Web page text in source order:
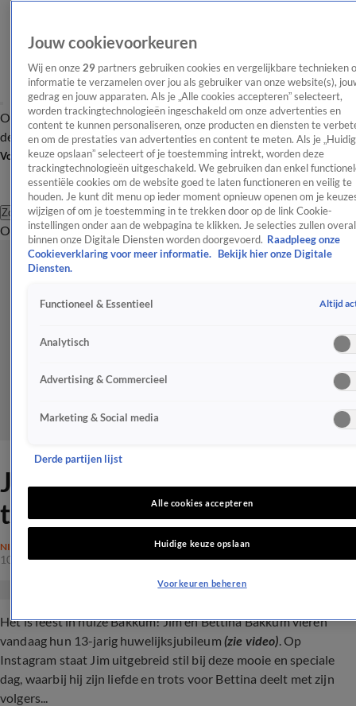
OverzichtAfleveringen Entertainment TV Algemeen
Tip
de redactieNieuwsbrief
Volg Shownieuws
Zoeken
OverzichtEntertainmentSpraakmakendRealityCrimeVideo's
Jim Bakkum emotioneel over
trouwdag
NIEUWS
10 juni 2024, 16:16
Het is feest in huize Bakkum! Jim en Bettina Bakkum vieren
vandaag hun 13-jarig huwelijksjubileum (zie video). Op
Instagram staat Jim uitgebreid stil bij deze mooie en speciale
dag, waarbij hij zijn liefde en trots voor Bettina deelt met zijn
volgers...
Jouw cookievoorkeuren
Wij en onze 29 partners gebruiken cookies en vergelijkbare technieken
informatie te verzamelen over jou als gebruiker van onze website(s),
gedrag en jouw apparaten. Als je „Alle cookies accepteren” selecteert,
worden trackingtechnologieën ingeschakeld om onze advertenties en
content te kunnen personaliseren, onze producten en diensten te
en om de prestaties van advertenties en content te meten. Als je
keuze opslaan” selecteert of je toestemming intrekt, worden deze
trackingtechnologieën uitgeschakeld. We gebruiken dan enkel
essentiële cookies om de website goed te laten functioneren en veilig te
houden. Je kunt dit menu op ieder moment opnieuw openen om je
wijzigen of om je toestemming in te trekken door op de link Cookie-
instellingen onder aan de webpagina te klikken. Je selecties zullen overal
binnen onze Digitale Diensten worden doorgevoerd. Raadpleeg onze
Cookieverklaring voor meer informatie.
Bekijk hier onze Digitale
Diensten.
Functioneel & Essentieel Altijd
Analytisch
Advertising & Commercieel
Marketing & Social media
Derde partijen lijst
Alle cookies accepteren
Huidige keuze opslaan
Voorkeuren beheren